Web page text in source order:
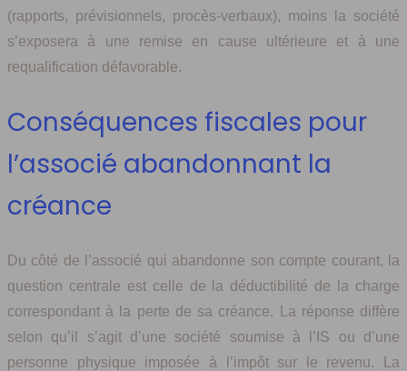
(rapports, prévisionnels, procès-verbaux), moins la société
s’exposera à une remise en cause ultérieure et à une
requalification défavorable.
Conséquences fiscales pour
l’associé abandonnant la
créance
Du côté de l’associé qui abandonne son compte courant, la
question centrale est celle de la déductibilité de la charge
correspondant à la perte de sa créance. La réponse diffère
selon qu’il s’agit d’une société soumise à l’IS ou d’une
personne physique imposée à l’impôt sur le revenu. La